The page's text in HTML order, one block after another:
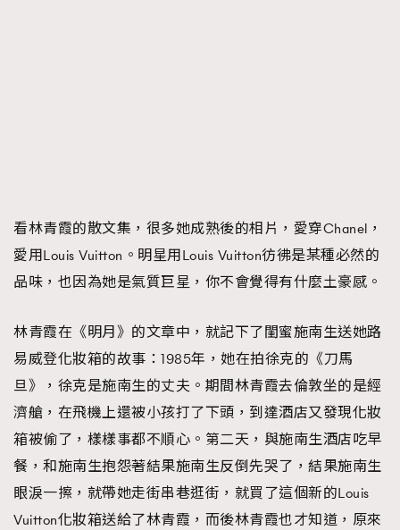
看林青霞的散文集，很多她成熟後的相片，愛穿Chanel，
愛用Louis Vuitton。明星用Louis Vuitton彷彿是某種必然的
品味，也因為她是氣質巨星，你不會覺得有什麼土豪感。
林青霞在《明月》的文章中，就記下了閨蜜施南生送她路
易威登化妝箱的故事：1985年，她在拍徐克的《刀馬
旦》，徐克是施南生的丈夫。期間林青霞去倫敦坐的是經
濟艙，在飛機上還被小孩打了下頭，到達酒店又發現化妝
箱被偷了，樣樣事都不順心。第二天，與施南生酒店吃早
餐，和施南生抱怨著結果施南生反倒先哭了，結果施南生
眼淚一擦，就帶她走街串巷逛街，就買了這個新的Louis
Vuitton化妝箱送給了林青霞，而後林青霞也才知道，原來